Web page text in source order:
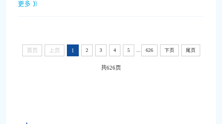
隐患。本次检查坚持“安全第一、预防为主”的工作原则，覆盖
更多
首页 上页 1 2 3 4 5 626 下页 尾页
共626页